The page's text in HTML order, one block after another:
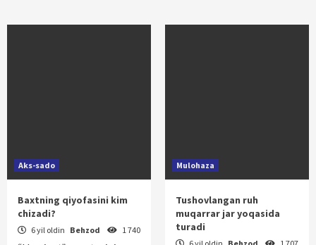
Aks-sado
Baxtning qiyofasini kim
chizadi?
6 yil oldin Behzod 1 740
Mulohaza
Tushovlangan ruh
muqarrar jar yoqasida
turadi